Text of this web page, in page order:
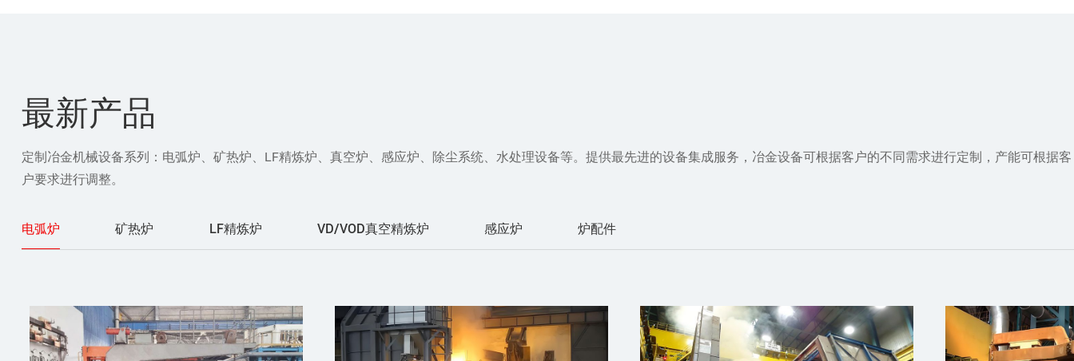
最新产品
定制冶金机械设备系列：电弧炉、矿热炉、LF精炼炉、真空炉、感应炉、除尘系统、水处理设备等。提供最先进的设备集成服务，冶金设备可根据客户的不同需求进行定制，产能可根据客
户要求进行调整。
电弧炉 矿热炉 LF精炼炉 VD/VOD真空精炼炉 感应炉 炉配件